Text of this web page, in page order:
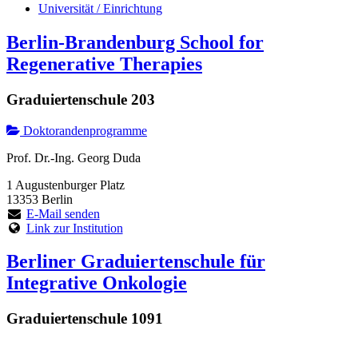
Universität / Einrichtung
Berlin-Brandenburg School for
Regenerative Therapies
Graduiertenschule 203
Doktorandenprogramme
Prof. Dr.-Ing. Georg Duda
1 Augustenburger Platz
13353 Berlin
E-Mail senden
Link zur Institution
Berliner Graduiertenschule für
Integrative Onkologie
Graduiertenschule 1091